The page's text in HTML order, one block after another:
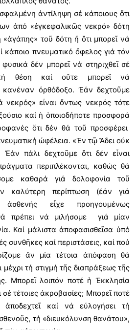
ἀντίληψη σέ κάποιους ὅτι
ἀπό «ἐγκεφαλικῶς νεκρό» δότη
τοῦ δότη ἤ ὅτι μπορεῖ νά
κάποιο πνευματικό ὄφελος γιά τόν
δέν μπορεῖ νά στηριχθεῖ σέ
θέση καί οὔτε μπορεῖ νά
κανέναν ὀρθόδοξο. Ἐάν δεχτοῦμε
νεκρός» εἶναι ὄντως νεκρός τότε
καί ἡ ὁποιοδήποτε προσφορά
ὅτι δέν θά τοῦ προσφέρει
ὠφέλεια. «Ἐν τῷ Ἄδει οὐκ
Ἐάν πάλι δεχτοῦμε ὅτι δέν εἶναι
περιπλέκονται, καθώς θά
καθαρά γιά δολοφονία τοῦ
καλύτερη περίπτωση (ἐάν γιά
εἶχε προηγουμένως
πρέπει νά μιλήσομε γιά μίαν
Καί μάλιστα ἀποφασισθεῖσα ὑπό
συνθῆκες καί περιστάσεις, καί πού
ἄν μία τέτοια ἀπόφαση θά
μέχρι τή στιγμή τῆς διαπράξεως τῆς
Μπορεῖ λοιπόν ποτέ ἡ Ἐκκλησία
τέτοιες ἀκροβασίες; Μπορεῖ ποτέ
καί νά εὐλογήσει τή
τή «διευκόλυνση θανάτου»,